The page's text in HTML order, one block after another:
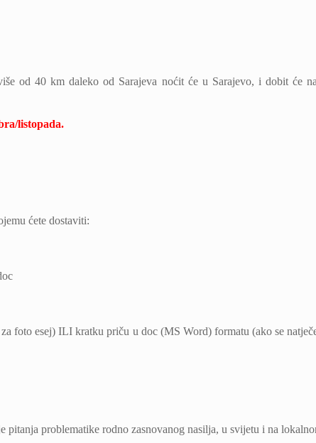
od 40 km daleko od Sarajeva noćit će u Sarajevo, i dobit će
listopada.
ćete dostaviti:
foto esej) ILI kratku priču u doc (MS Word) formatu (ako se
problematike rodno zasnovanog nasilja, u svijetu i na